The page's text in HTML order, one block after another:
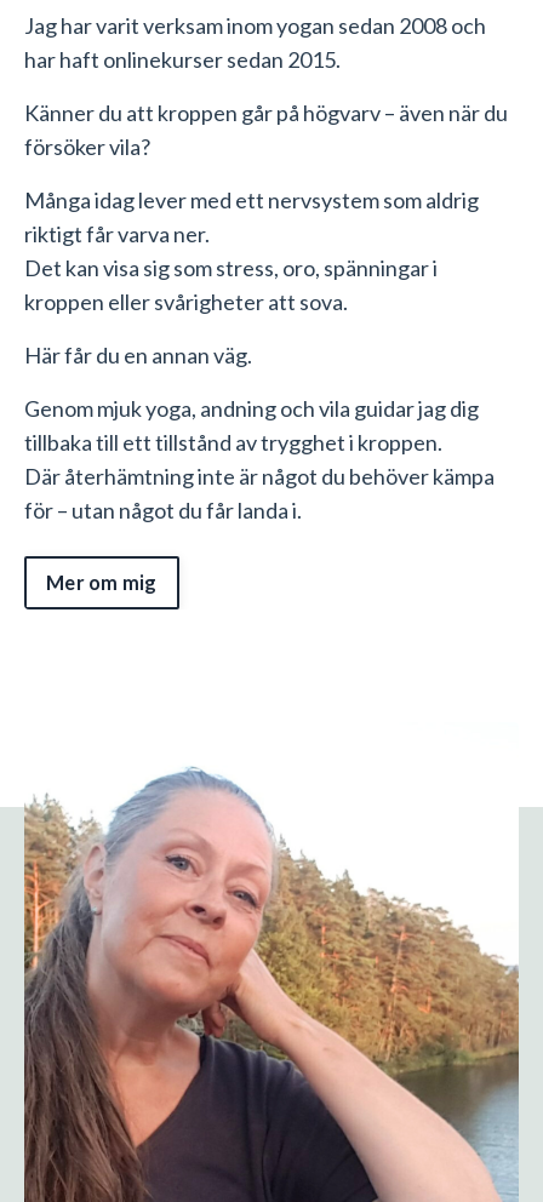
Jag har varit verksam inom yogan sedan 2008 och
har haft onlinekurser sedan 2015.
Känner du att kroppen går på högvarv – även när du
försöker vila?
Många idag lever med ett nervsystem som aldrig
riktigt får varva ner.
Det kan visa sig som stress, oro, spänningar i
kroppen eller svårigheter att sova.
Här får du en annan väg.
Genom mjuk yoga, andning och vila guidar jag dig
tillbaka till ett tillstånd av trygghet i kroppen.
Där återhämtning inte är något du behöver kämpa
för – utan något du får landa i.
Mer om mig